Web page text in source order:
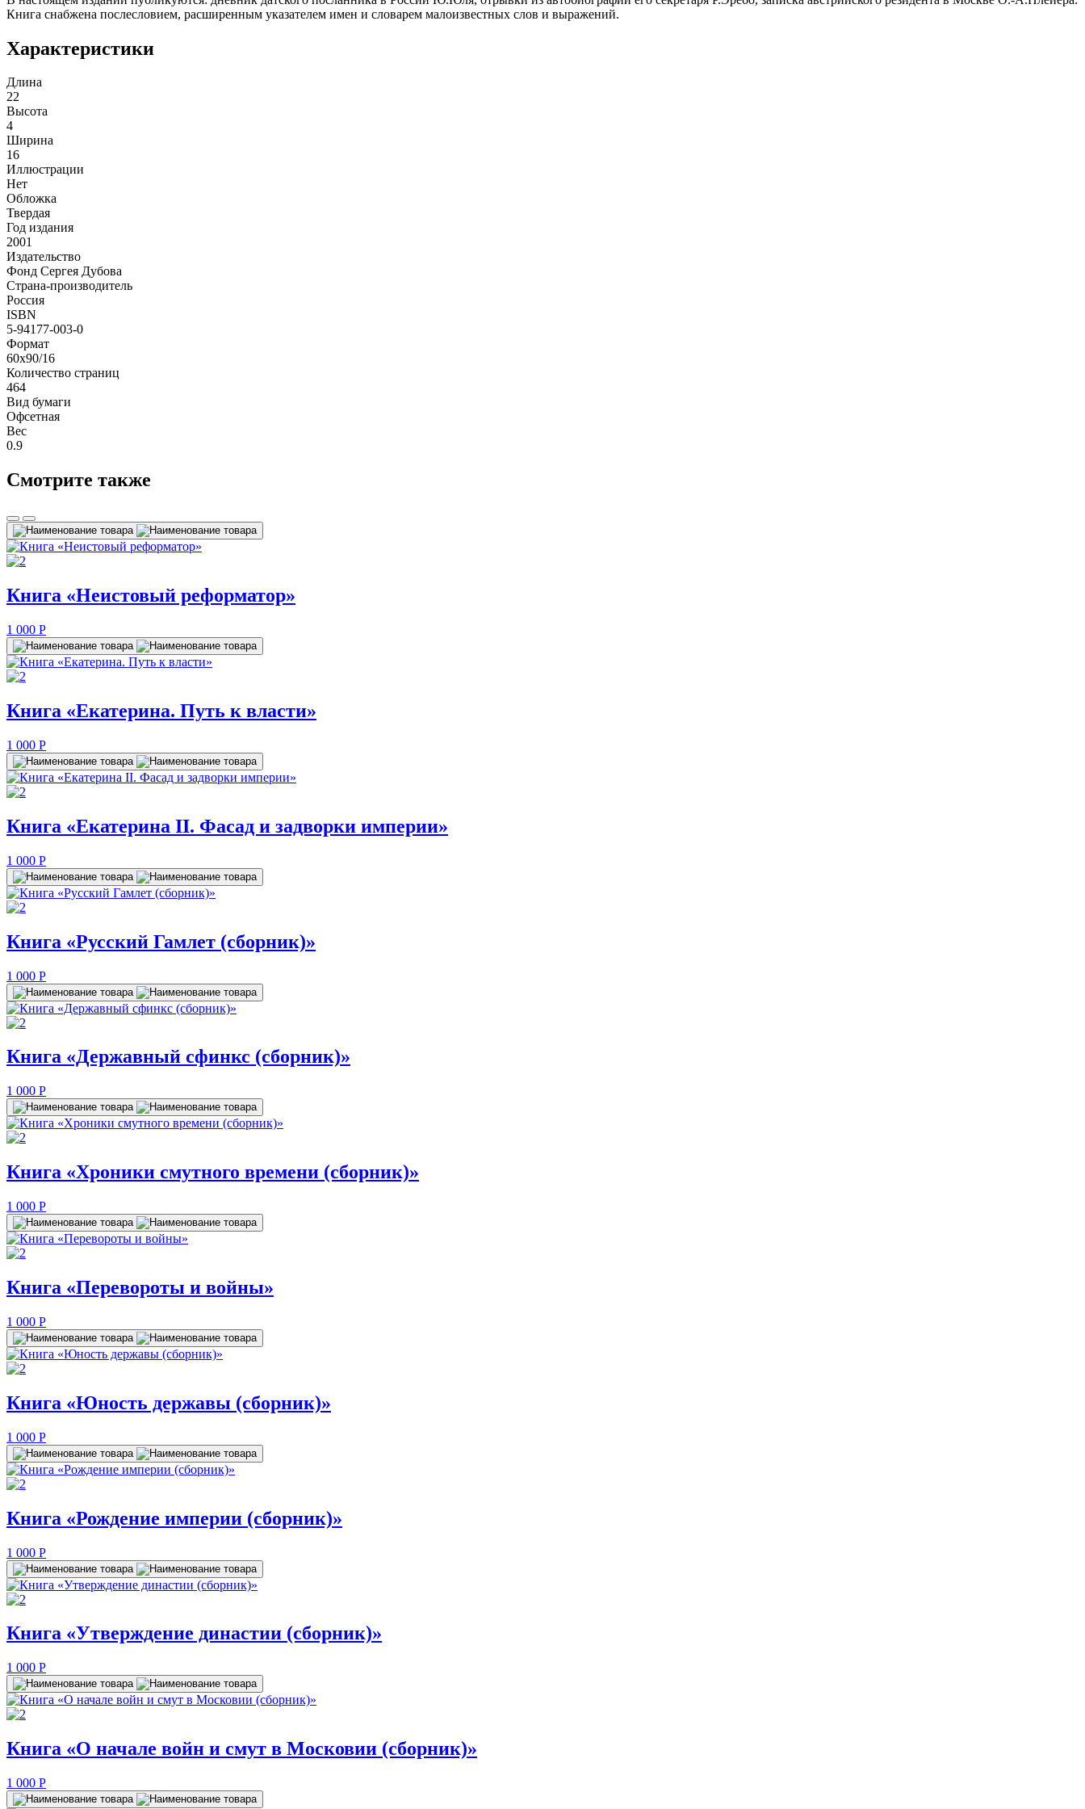
Книга снабжена послесловием, расширенным указателем имен и словарем малоизвестных слов и выражений.
Характеристики
Длина
22
Высота
4
Ширина
16
Иллюстрации
Нет
Обложка
Твердая
Год издания
2001
Издательство
Фонд Сергея Дубова
Страна-производитель
Россия
ISBN
5-94177-003-0
Формат
60х90/16
Количество страниц
464
Вид бумаги
Офсетная
Вес
0.9
Смотрите также
Книга «Неистовый реформатор»
1 000 P
Книга «Екатерина. Путь к власти»
1 000 P
Книга «Екатерина II. Фасад и задворки империи»
1 000 P
Книга «Русский Гамлет (сборник)»
1 000 P
Книга «Державный сфинкс (сборник)»
1 000 P
Книга «Хроники смутного времени (сборник)»
1 000 P
Книга «Перевороты и войны»
1 000 P
Книга «Юность державы (сборник)»
1 000 P
Книга «Рождение империи (сборник)»
1 000 P
Книга «Утверждение династии (сборник)»
1 000 P
Книга «О начале войн и смут в Московии (сборник)»
1 000 P